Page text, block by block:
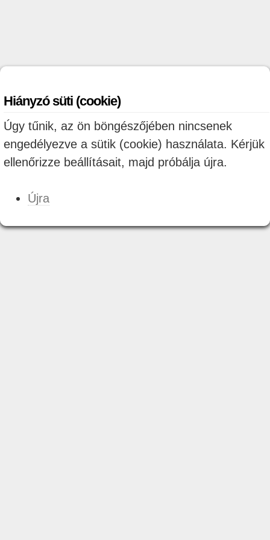
Hiányzó süti (cookie)
Úgy tűnik, az ön böngészőjében nincsenek
engedélyezve a sütik (cookie) használata. Kérjük
ellenőrizze beállításait, majd próbálja újra.
Újra